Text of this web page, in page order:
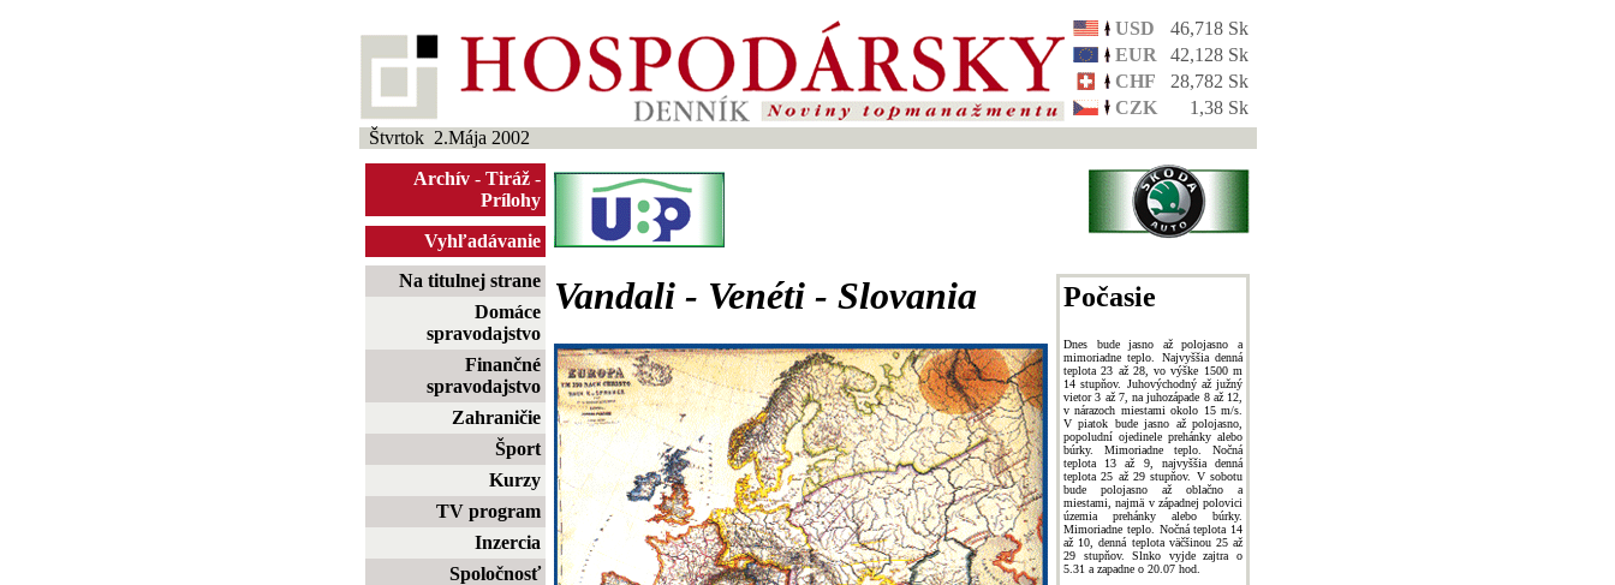
USD
46,718 Sk
EUR
42,128 Sk
CHF
28,782 Sk
CZK
1,38 Sk
Štvrtok 2.Mája 2002
Archív - Tiráž -
Prílohy
Vyhľadávanie
Na titulnej strane
Domáce
spravodajstvo
Finančné
spravodajstvo
Zahraničie
Šport
Kurzy
TV program
Inzercia
Spoločnosť
Vandali - Venéti - Slovania Počasie
Dnes bude jasno až polojasno a
mimoriadne teplo. Najvyššia denná
teplota 23 až 28, vo výške 1500 m
14 stupňov. Juhovýchodný až južný
vietor 3 až 7, na juhozápade 8 až 12,
v nárazoch miestami okolo 15 m/s.
V piatok bude jasno až polojasno,
popoludní ojedinele prehánky alebo
búrky. Mimoriadne teplo. Nočná
teplota 13 až 9, najvyššia denná
teplota 25 až 29 stupňov. V sobotu
bude polojasno až oblačno a
miestami, najmä v západnej polovici
územia prehánky alebo búrky.
Mimoriadne teplo. Nočná teplota 14
až 10, denná teplota väčšinou 25 až
29 stupňov. Slnko vyjde zajtra o
5.31 a zapadne o 20.07 hod.